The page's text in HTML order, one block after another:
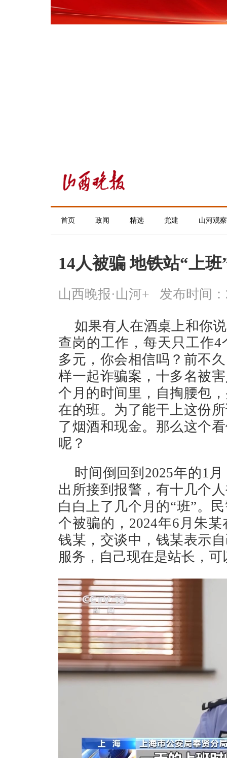
首页 政闻 精选 党建 山河观察
14人被骗 地铁站“上
山西晚报·山河+ 发布时间：
如果有人在酒桌上和你
查岗的工作，每天只工作
多元，你会相信吗？前不
样一起诈骗案，十多名被
个月的时间里，自掏腰包
在的班。为了能干上这份
了烟酒和现金。那么这个
呢？
时间倒回到2025年的1
出所接到报警，有十几个
白白上了几个月的“班”。
个被骗的，2024年6月朱
钱某，交谈中，钱某表示
服务，自己现在是站长，